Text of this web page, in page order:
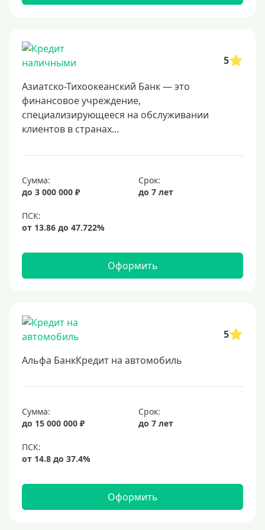
Заявка во все банки
Способы выдачи
Не выходя из дома
С доставкой на дом
Наличными
Онлайн на карту
Валюта
В долларах США
В евро
Для зарплатных клиентов
Гражданам СНГ
Без прописки
Без стажа работы
Для самозанятых
Пенсионерам
До 75 лет
5
Азиатско-Тихоокеанский Банк — это
финансовое учреждение,
специализирующееся на обслуживании
клиентов в странах...
Сумма:
до 3 000 000 ₽
Срок:
до 7 лет
Оформить
5
Альфа БанкКредит на автомобиль
Сумма:
до 15 000 000 ₽
Срок:
до 7 лет
Оформить